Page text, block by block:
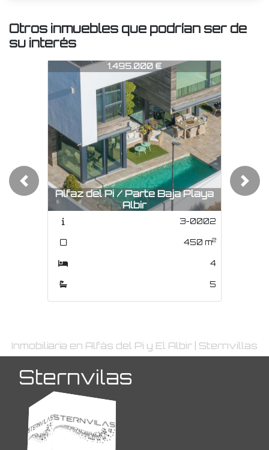
Otros inmuebles que podrían ser de
su interés
1.495.000 €
del Pi / Parte Baja Playa
Albir
CHA06833.950.000 €
El Albir / Zona El Faro
5-0002
831m
Previous Next
Inmobiliaria en Alfàs del Pi y El Albir | Sternvillas
Sternvilas